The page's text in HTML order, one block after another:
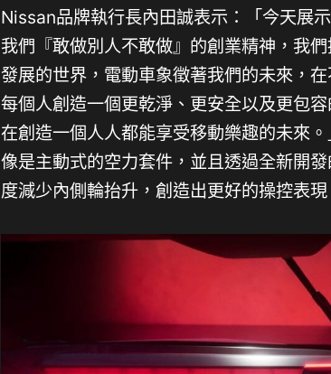
Nissan品牌執行長內田誠表示：「今天展
我們『敢做別人不敢做』的創業精神，我
發展的世界，電動車象徵著我們的未來，
每個人創造一個更乾淨、更安全以及更包
在創造一個人人都能享受移動樂趣的未來
像是主動式的空力套件，並且透過全新開
度減少內側輪抬升，創造出更好的操控表現